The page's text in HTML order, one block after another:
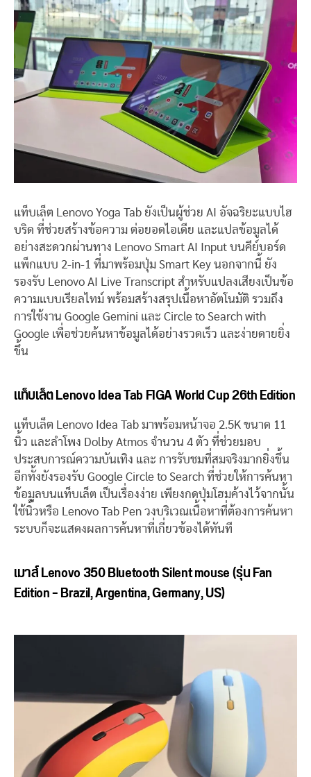
แท็บเล็ต Lenovo Yoga Tab ยังเป็นผู้ช่วย AI อัจฉริยะแบบไฮ
บริด ที่ช่วยสร้างข้อความ ต่อยอดไอเดีย และแปลข้อมูลได้
อย่างสะดวกผ่านทาง Lenovo Smart AI Input บนคีย์บอร์ด
แพ็กแบบ 2-in-1 ที่มาพร้อมปุ่ม Smart Key นอกจากนี้ ยัง
รองรับ Lenovo AI Live Transcript สำหรับแปลงเสียงเป็นข้อ
ความแบบเรียลไทม์ พร้อมสร้างสรุปเนื้อหาอัตโนมัติ รวมถึง
การใช้งาน Google Gemini และ Circle to Search with
Google เพื่อช่วยค้นหาข้อมูลได้อย่างรวดเร็ว และง่ายดายยิ่ง
ขึ้น
แท็บเล็ต Lenovo Idea Tab FIGA World Cup 26th Edition
แท็บเล็ต Lenovo Idea Tab มาพร้อมหน้าจอ 2.5K ขนาด 11
นิ้ว และลำโพง Dolby Atmos จำนวน 4 ตัว ที่ช่วยมอบ
ประสบการณ์ความบันเทิง และ การรับชมที่สมจริงมากยิ่งขึ้น
อีกทั้งยังรองรับ Google Circle to Search ที่ช่วยให้การค้นหา
ข้อมูลบนแท็บเล็ต เป็นเรื่องง่าย เพียงกดปุ่มโฮมค้างไว้จากนั้น
ใช้นิ้วหรือ Lenovo Tab Pen วงบริเวณเนื้อหาที่ต้องการค้นหา
ระบบก็จะแสดงผลการค้นหาที่เกี่ยวข้องได้ทันที
เมาส์ Lenovo 350 Bluetooth Silent mouse (รุ่น Fan
Edition – Brazil, Argentina, Germany, US)